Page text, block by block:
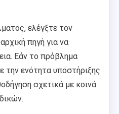
ελέγξτε τον
πηγή για να
Εάν το πρόβλημα
την ενότητα υποστήριξης
σχετικά με κοινά